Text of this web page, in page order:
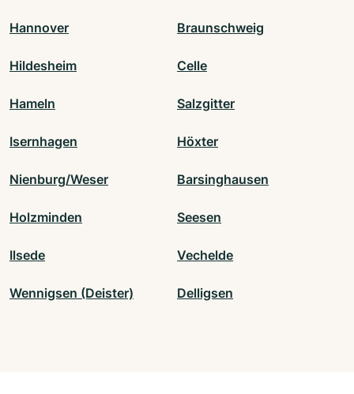
Hannover Braunschweig
Hildesheim Celle
Hameln Salzgitter
Isernhagen Höxter
Nienburg/Weser Barsinghausen
Holzminden Seesen
Ilsede Vechelde
Wennigsen (Deister) Delligsen